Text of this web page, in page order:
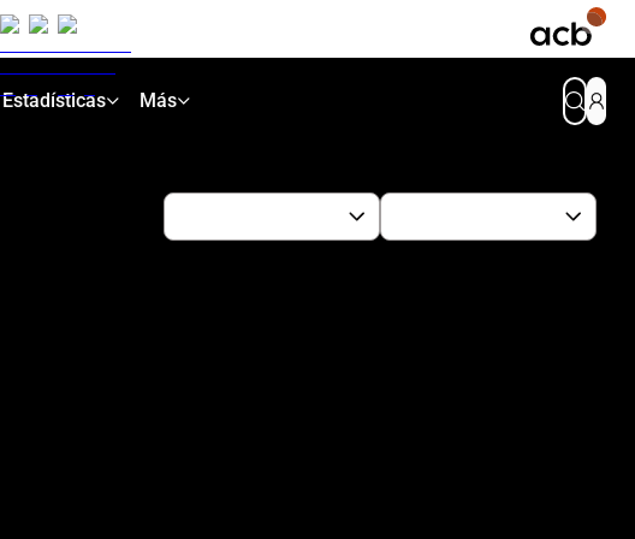
Estadísticas Más